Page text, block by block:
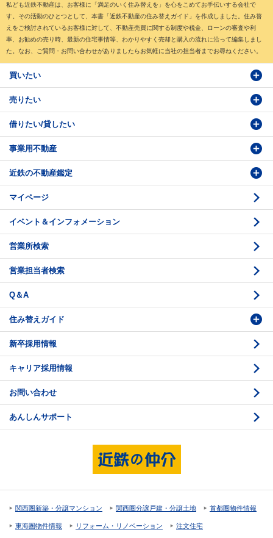
私ども近鉄不動産は、お客様に「満足のいく住み替えを」を心をこめてお手伝いする会社で
す。その活動のひとつとして、本書「近鉄不動産の住み替えガイド」を作成しました。住み替
えをご検討されているお客様に対して、不動産売買に関する制度や税金、ローンの審査や利
率、お勧めの売り時、最新の住宅事情等、わかりやすく売却と購入の流れに沿って編集しまし
た。なお、ご質問・お問い合わせがありましたらお気軽に当社の担当者までお尋ねください。
買いたい
物件検索
物件番号検索
投資・事業用検索
購入のお問い合わせ
売りたい
価格査定依頼
売却相談
借りたい/貸したい
賃貸物件検索
学園前賃貸センター
賃貸借のお問い合わせ
事業用不動産
購入・売却の流れ
収益不動産の取扱
底地の資産性
相続と不動産
不動産投資のQ＆A
法人営業センター紹介
近鉄の不動産鑑定
時価評価支援
鑑定評価ご相談例
鑑定評価の流れ
お問い合わせ・ご相談
鑑定センター紹介
マイページ
イベント＆インフォメーション
営業所検索
営業担当者検索
Q＆A
住み替えガイド
価格査定
媒介契約
売却活動
売却諸費用
住宅ローンの種類
購入のスケジュール
物件資料の読み方 1
物件資料の読み方 2
現地見学のポイント
決済と引渡し 2
新卒採用情報
キャリア採用情報
お問い合わせ
あんしんサポート
関西圏新築・分譲マンション 関西圏分譲戸建・分譲土地 首都圏物件情報
東海圏物件情報 リフォーム・リノベーション 注文住宅